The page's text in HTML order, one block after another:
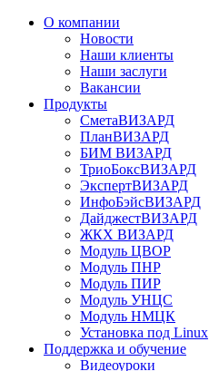
О компании
Новости
Наши клиенты
Наши заслуги
Вакансии
Продукты
СметаВИЗАРД
ПланВИЗАРД
БИМ ВИЗАРД
ТриоБоксВИЗАРД
ЭкспертВИЗАРД
ИнфоБэйсВИЗАРД
ДайджестВИЗАРД
ЖКХ ВИЗАРД
Модуль ЦВОР
Модуль ПНР
Модуль ПИР
Модуль УНЦС
Модуль НМЦК
Установка под Linux
Поддержка и обучение
Видеоуроки